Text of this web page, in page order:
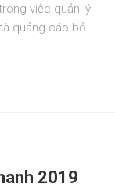
việc quản lý
quảng cáo bỏ
2019